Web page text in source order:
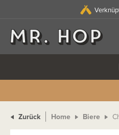
Zurück Home Biere